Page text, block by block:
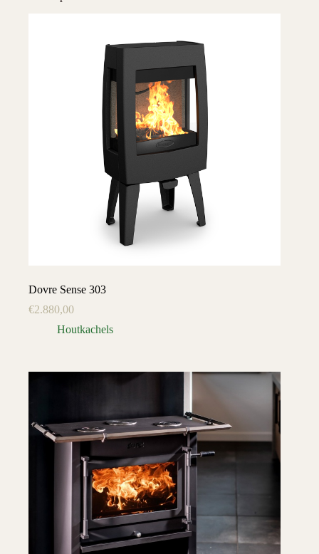
Dovre Sense 303
€2.880,00
Houtkachels